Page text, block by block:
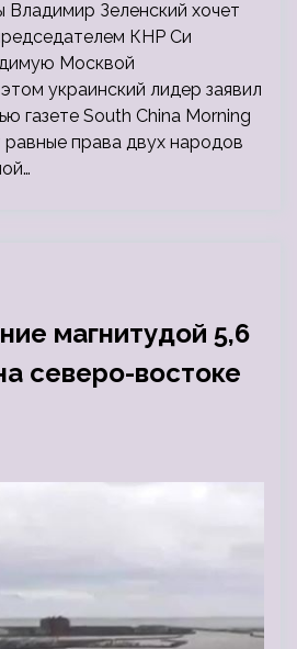
Владимир Зеленский хочет
КНР Си
Москвой
украинский лидер заявил
газете South China Morning
права двух народов
магнитудой 5,6
северо-востоке